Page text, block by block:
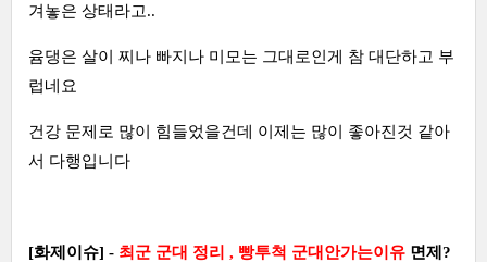
겨놓은 상태라고..
윰댕은 살이 찌나 빠지나 미모는 그대로인게 참 대단하고 부
럽네요
건강 문제로 많이 힘들었을건데 이제는 많이 좋아진것 같아
서 다행입니다
[화제이슈] - 최군 군대 정리 , 빵투척 군대안가는이유 면제?